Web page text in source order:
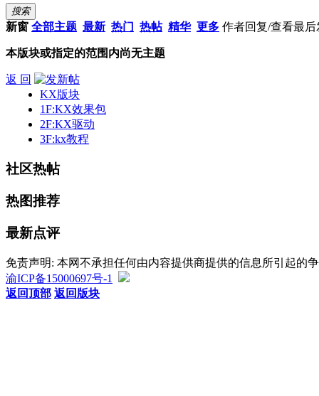
搜索
新窗 全部主题 最新 热门 热帖 精华 更多 作者回复/查看最后
本版块或指定的范围内尚无主题
返 回
KX版块
1F:KX效果包
2F:KX驱动
3F:kx教程
社区热帖
热图推荐
最新点评
免责声明: 本网不承担任何由内容提供商提供的信息所引起的
渝ICP备15000697号-1
返回顶部 返回版块